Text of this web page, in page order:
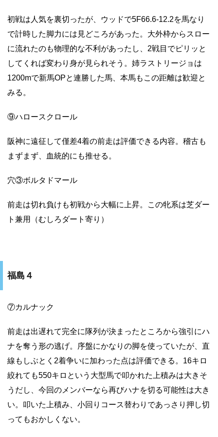
初戦は人気を裏切ったが、ウッドで5F66.6-12.2を馬なり
で計時した脚力には見どころがあった。大外枠からスロー
に流れたのも物理的な不利があったし、2戦目でピリッと
してくれば変わり身が見られそう。姉ラストリージョは
1200mで新馬OPと連勝した馬、本馬もこの距離は歓迎と
みる。
⑨ハロースクロール
阪神に遠征して僅差4着の前走は評価できる内容。稽古も
まずまず、血統的にも推せる。
穴③ボルタドマール
前走は切れ負けも初戦から大幅に上昇。この牝系は芝ダー
ト兼用（むしろダート寄り）
福島４
⑦カルナック
前走は出遅れて完全に隊列が決まったところから強引にハ
ナを奪う形の逃げ。序盤にかなりの脚を使っていたが、直
線もしぶとく2着争いに加わった点は評価できる。16キロ
絞れても550キロという大型馬で叩かれた上積みは大きそ
うだし、今回のメンバーなら再びハナを切る可能性は大き
い。叩いた上積み、小回りコース替わりであっさり押し切
ってもおかしくない。